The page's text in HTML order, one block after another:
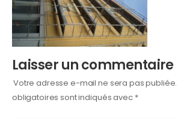
Laisser un commentaire
Votre adresse e-mail ne sera pas publiée.
obligatoires sont indiqués avec *